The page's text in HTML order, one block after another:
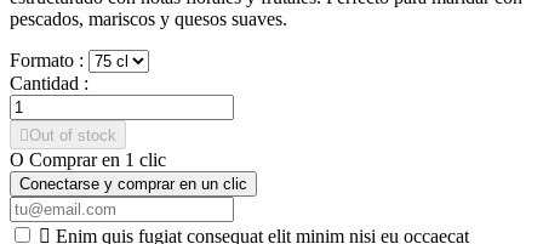
pescados, mariscos y quesos suaves.
Formato :
Cantidad :
Out of stock
O Comprar en 1 clic
Conectarse y comprar en un clic
 Enim quis fugiat consequat elit minim nisi eu occaecat